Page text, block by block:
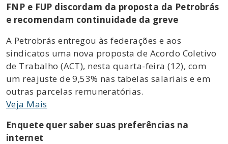
FNP e FUP discordam da proposta da Petrobrás
e recomendam continuidade da greve
A Petrobrás entregou às federações e aos
sindicatos uma nova proposta de Acordo Coletivo
de Trabalho (ACT), nesta quarta-feira (12), com
um reajuste de 9,53% nas tabelas salariais e em
outras parcelas remuneratórias.
Veja Mais
Enquete quer saber suas preferências na
internet